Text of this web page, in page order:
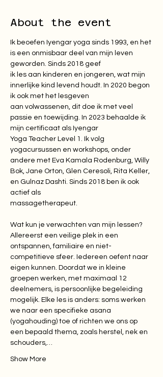
About the event
Ik beoefen Iyengar yoga sinds 1993, en het
is een onmisbaar deel van mijn leven
geworden. Sinds 2018 geef
ik les aan kinderen en jongeren, wat mijn
innerlijke kind levend houdt. In 2020 begon
ik ook met het lesgeven
aan volwassenen, dit doe ik met veel
passie en toewijding. In 2023 behaalde ik
mijn certificaat als Iyengar
Yoga Teacher Level 1. Ik volg
yogacursussen en workshops, onder
andere met Eva Kamala Rodenburg, Willy
Bok, Jane Orton, Glen Ceresoli, Rita Keller,
en Gulnaz Dashti. Sinds 2018 ben ik ook
actief als
massagetherapeut.
Wat kun je verwachten van mijn lessen?
Allereerst een veilige plek in een
ontspannen, familiaire en niet-
competitieve sfeer. Iedereen oefent naar
eigen kunnen. Doordat we in kleine
groepen werken, met maximaal 12
deelnemers, is persoonlijke begeleiding
mogelijk. Elke les is anders: soms werken
we naar een specifieke asana
(yogahouding) toe of richten we ons op
een bepaald thema, zoals herstel, nek en
schouders,…
Show More